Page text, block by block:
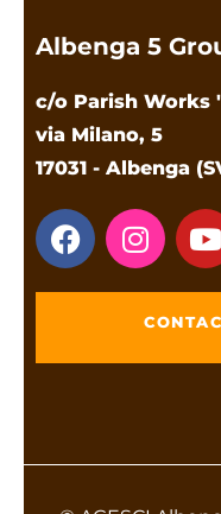
Albenga 5
c/o Parish Works
via Milano, 5
17031 - Albenga